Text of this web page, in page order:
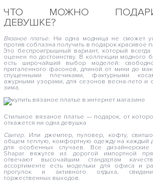
ЧТО МОЖНО
ДЕВУШКЕ?
Вязаное платье. Ни одна модница не сможет
против соблазна получить в подарок красивое
Это беспроигрышный вариант, который всегда
оценен по достоинству. В коллекции модного
есть широчайший выбор моделей:
приталенного фасонов, длиной от мини до
спущенными плечиками, фактурными
ажурными узорами, для сезонов весна-лето и
зима.
Стильное вязаное платье — подарок, от
откажется ни одна девушка
Свитер. Или джемпер, пуловер, кофту,
общем теплую, комфортную одежду на каждый
для особенных случаев. Все
Shapar вяжутся из дорогой импортной
отвечают высочайшим стандартам
ассортименте есть модельки для офиса и
прогулок и активного отдыха,
торжественных выходов.